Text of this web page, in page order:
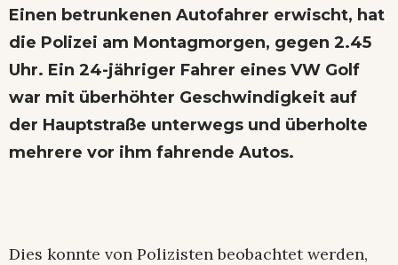
Einen betrunkenen Autofahrer erwischt, hat
die Polizei am Montagmorgen, gegen 2.45
Uhr. Ein 24-jähriger Fahrer eines VW Golf
war mit überhöhter Geschwindigkeit auf
der Hauptstraße unterwegs und überholte
mehrere vor ihm fahrende Autos.
Dies konnte von Polizisten beobachtet werden,